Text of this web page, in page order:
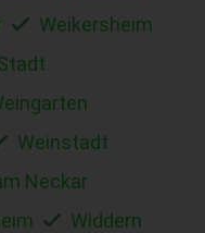
Weikersheim
Weinstadt
Neckar
Widdern